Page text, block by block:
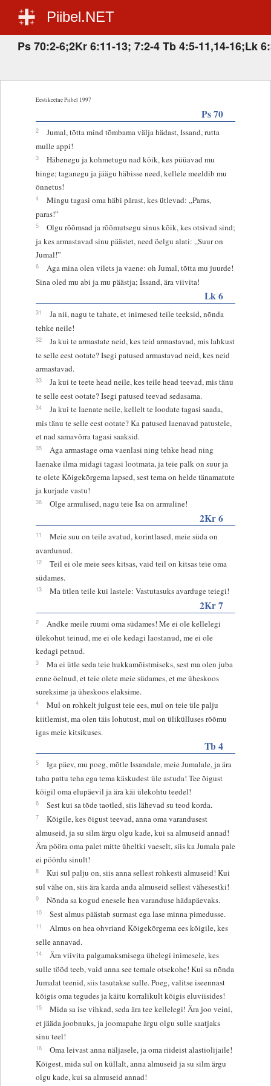
Piibel.NET
Ps 70:2-6;2Kr 6:11-13; 7:2-4 Tb 4:5-11,14-16;Lk
Eestikeelne Piibel 1997
Ps 70
2
Jumal, tõtta mind tõmbama välja hädast, Issand, rutta
mulle appi!
3
Häbenegu ja kohmetugu nad kõik, kes püüavad mu
hinge; taganegu ja jäägu häbisse need, kellele meeldib mu
õnnetus!
4
Mingu tagasi oma häbi pärast, kes ütlevad: „Paras,
paras!”
5
Olgu rõõmsad ja rõõmutsegu sinus kõik, kes otsivad sind;
ja kes armastavad sinu päästet, need öelgu alati: „Suur on
Jumal!”
6
Aga mina olen vilets ja vaene: oh Jumal, tõtta mu juurde!
Sina oled mu abi ja mu päästja; Issand, ära viivita!
Lk 6
31
Ja nii, nagu te tahate, et inimesed teile teeksid, nõnda
tehke neile!
32
Ja kui te armastate neid, kes teid armastavad, mis lahkust
te selle eest ootate? Isegi patused armastavad neid, kes neid
armastavad.
33
Ja kui te teete head neile, kes teile head teevad, mis tänu
te selle eest ootate? Isegi patused teevad sedasama.
34
Ja kui te laenate neile, kellelt te loodate tagasi saada,
mis tänu te selle eest ootate? Ka patused laenavad patustele,
et nad samavõrra tagasi saaksid.
35
Aga armastage oma vaenlasi ning tehke head ning
laenake ilma midagi tagasi lootmata, ja teie palk on suur ja
te olete Kõigekõrgema lapsed, sest tema on helde tänamatute
ja kurjade vastu!
36 Olge armulised, nagu teie Isa on armuline!
2Kr 6
11
Meie suu on teile avatud, korintlased, meie süda on
avardunud.
12
Teil ei ole meie sees kitsas, vaid teil on kitsas teie oma
südames.
13 Ma ütlen teile kui lastele: Vastutasuks avarduge teiegi!
2Kr 7
2
Andke meile ruumi oma südames! Me ei ole kellelegi
ülekohut teinud, me ei ole kedagi laostanud, me ei ole
kedagi petnud.
3
Ma ei ütle seda teie hukkamõistmiseks, sest ma olen juba
enne öelnud, et teie olete meie südames, et me üheskoos
sureksime ja üheskoos elaksime.
4
Mul on rohkelt julgust teie ees, mul on teie üle palju
kiitlemist, ma olen täis lohutust, mul on ülikülluses rõõmu
igas meie kitsikuses.
Tb 4
5
Iga päev, mu poeg, mõtle Issandale, meie Jumalale, ja ära
taha pattu teha ega tema käskudest üle astuda! Tee õigust
kõigil oma elupäevil ja ära käi ülekohtu teedel!
6 Sest kui sa tõde taotled, siis lähevad su teod korda.
7
Kõigile, kes õigust teevad, anna oma varandusest
almuseid, ja su silm ärgu olgu kade, kui sa almuseid annad!
Ära pööra oma palet mitte üheltki vaeselt, siis ka Jumala pale
ei pöördu sinult!
8
Kui sul palju on, siis anna sellest rohkesti almuseid! Kui
sul vähe on, siis ära karda anda almuseid sellest vähesestki!
9 Nõnda sa kogud enesele hea varanduse hädapäevaks.
10 Sest almus päästab surmast ega lase minna pimedusse.
11
Almus on hea ohvriand Kõigekõrgema ees kõigile, kes
selle annavad.
14
Ära viivita palgamaksmisega ühelegi inimesele, kes
sulle tööd teeb, vaid anna see temale otsekohe! Kui sa nõnda
Jumalat teenid, siis tasutakse sulle. Poeg, valitse iseennast
kõigis oma tegudes ja käitu korralikult kõigis eluviisides!
15
Mida sa ise vihkad, seda ära tee kellelegi! Ära joo veini,
et jääda joobnuks, ja joomapahe ärgu olgu sulle saatjaks
sinu teel!
16
Oma leivast anna näljasele, ja oma riideist alastiolijaile!
Kõigest, mida sul on küllalt, anna almuseid ja su silm ärgu
olgu kade, kui sa almuseid annad!